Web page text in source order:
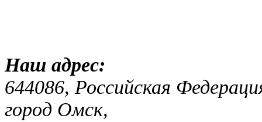
Наш
644086, Российская
город Омск,